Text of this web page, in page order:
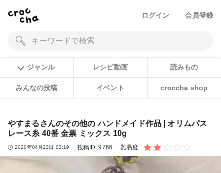
ログイン 会員登録
ジャンル レシピ動画 読みもの
みんなの投稿 イベント croccha shop
やすまるさんのその他の ハンドメイド作品 | オリムパス
レース糸 40番 金票 ミックス 10g
2020年04月23日 03:19 投稿ID:9766 難易度